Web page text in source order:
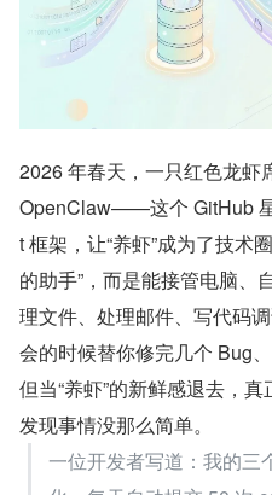
2026 年春天，一只红色龙虾
OpenClaw——这个 GitHub
t 框架，让“养虾”成为了技术
的助手”，而是能接管电脑、
理文件、处理邮件、写代码
会的时候替你修完几个 Bug、
但当“养虾”的新鲜感退去，
发现事情没那么简单。
一位开发者写道：我的三